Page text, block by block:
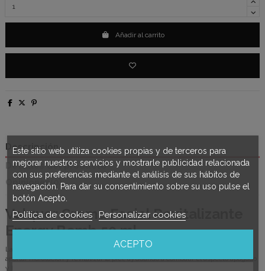
Añadir al carrito
Descripción
Detalles del producto
Opiniones(0)
ValquerCrema Facial Revitalizante
Energy Bomb 50 ml
La Crema Facial Revitalizante Energy Bomb de Valquer está diseñada para
aportar hidratación y revitalizar la piel, ayudando a combatir el aspecto apagado
y la sensación de fatiga cutánea.
Este sitio web utiliza cookies propias y de terceros para
mejorar nuestros servicios y mostrarle publicidad relacionada
con sus preferencias mediante el análisis de sus hábitos de
navegación. Para dar su consentimiento sobre su uso pulse el
botón Acepto.
Política de cookies Personalizar cookies
ACEPTO